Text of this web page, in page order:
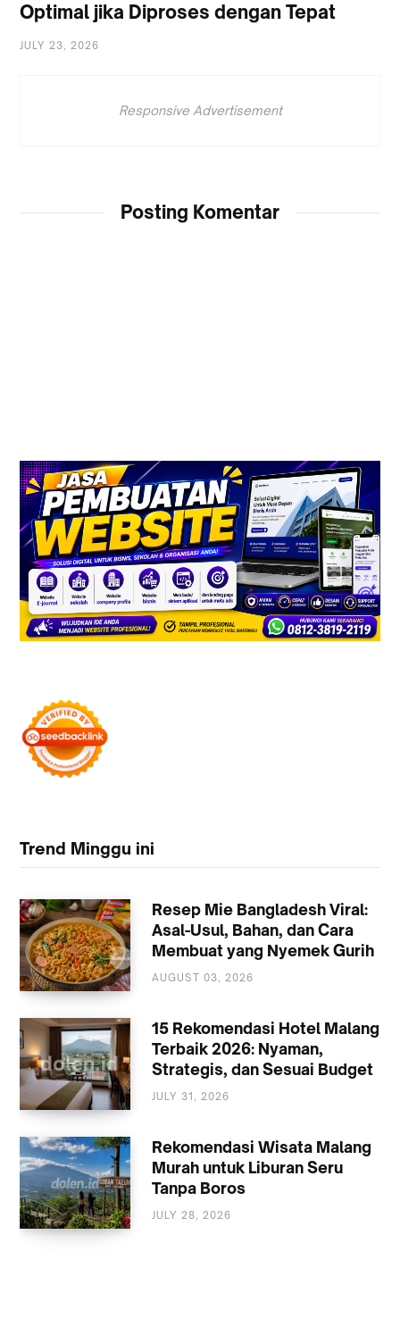
Optimal jika Diproses dengan Tepat
JULY 23, 2026
Responsive Advertisement
Posting Komentar
Trend Minggu ini
Resep Mie Bangladesh Viral:
Asal-Usul, Bahan, dan Cara
Membuat yang Nyemek Gurih
AUGUST 03, 2026
AKOMODASI
15 Rekomendasi Hotel Malang
Terbaik 2026: Nyaman,
Strategis, dan Sesuai Budget
JULY 31, 2026
Rekomendasi Wisata Malang
Murah untuk Liburan Seru
Tanpa Boros
JULY 28, 2026